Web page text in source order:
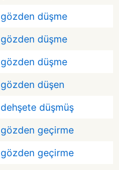
gözden düşme
gözden düşme
gözden düşme
gözden düşen
dehşete düşmüş
gözden geçirme
gözden geçirme